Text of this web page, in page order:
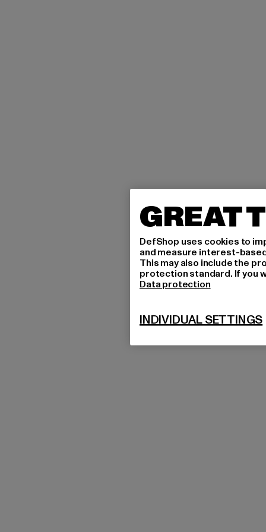
GREAT
DefShop uses cookies to
and measure interest-
This may also include the
protection standard. If you
Data protection
INDIVIDUAL SETTINGS